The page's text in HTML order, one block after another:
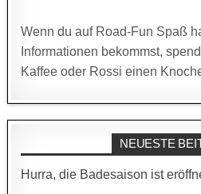
Wenn du auf Road-Fun Spaß
Informationen bekommst,
Kaffee oder Rossi einen
NEUESTE
Hurra, die Badesaison ist